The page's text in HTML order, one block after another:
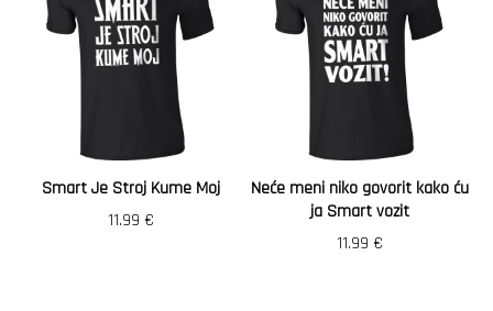
Smart Je Stroj Kume Moj
11.99 €
Neće meni niko govorit kako ću
ja Smart vozit
11.99 €